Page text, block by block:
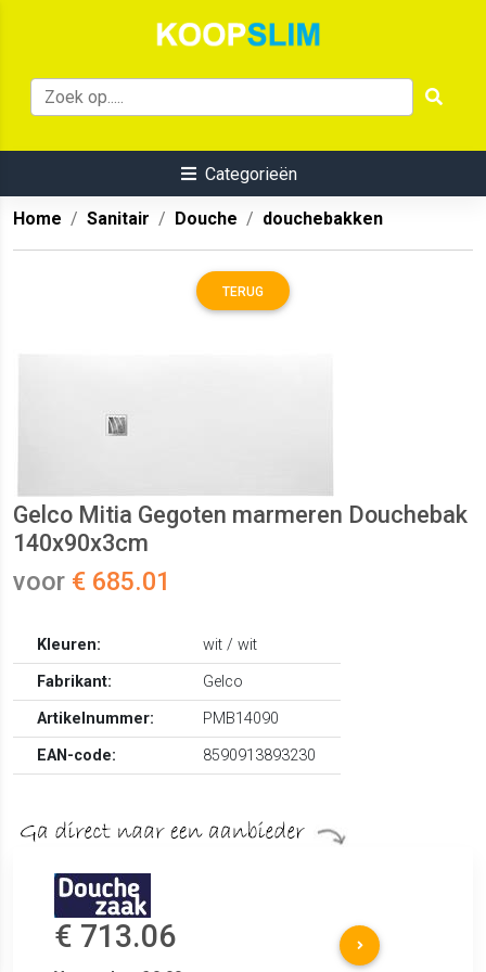
Categorieën
Home Sanitair Douche douchebakken
TERUG
Gelco Mitia Gegoten marmeren Douchebak
140x90x3cm
voor € 685.01
Kleuren:
wit / wit
Fabrikant:
Gelco
Artikelnummer:
PMB14090
EAN-code:
8590913893230
€ 713.06